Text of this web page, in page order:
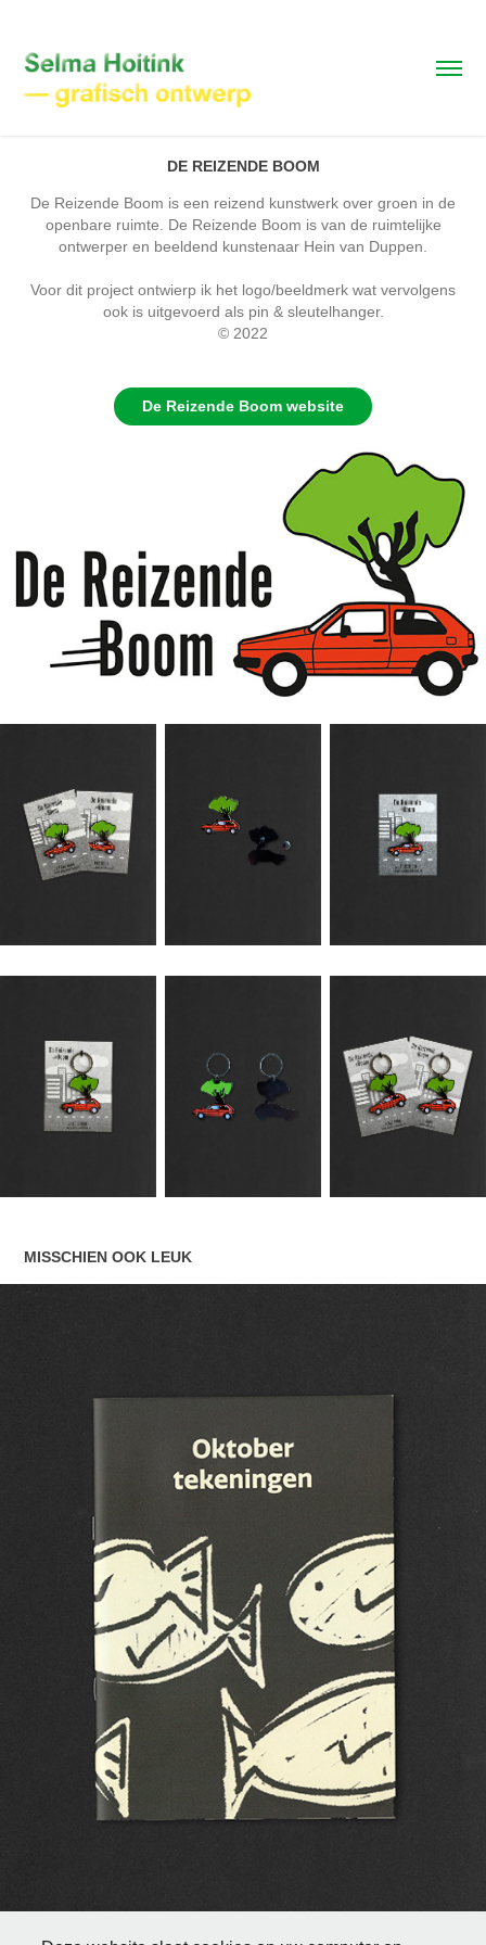
DE REIZENDE BOOM
De Reizende Boom is een reizend kunstwerk over groen in de
openbare ruimte. De Reizende Boom is van de ruimtelijke
ontwerper en beeldend kunstenaar Hein van Duppen.
Voor dit project ontwierp ik het logo/beeldmerk wat vervolgens
ook is uitgevoerd als pin & sleutelhanger.
© 2022
De Reizende Boom website
MISSCHIEN OOK LEUK
OKTOBER TEKENINGEN
2020